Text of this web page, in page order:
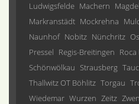
Ludwigsfelde Machern
Markranstädt Mockrehna
Naunhof Nobitz Nünchritz
Pressel Regis-Breitingen Roca
Schönwölkau Strausberg
Thallwitz OT Böhlitz Torgau
Wiedemar Wurzen Zeitz